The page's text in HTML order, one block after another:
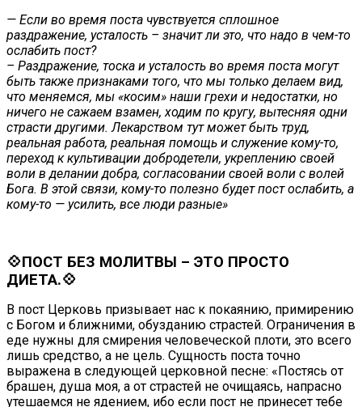
— Если во время поста чувствуется сплошное
раздражение, усталость – значит ли это, что надо в чем-то
ослабить пост?
– Раздражение, тоска и усталость во время поста могут
быть также признаками того, что мы только делаем вид,
что меняемся, мы «косим» наши грехи и недостатки, но
ничего не сажаем взамен, ходим по кругу, вытесняя одни
страсти другими. Лекарством тут может быть труд,
реальная работа, реальная помощь и служение кому-то,
переход к культивации добродетели, укреплению своей
воли в делании добра, согласовании своей воли с волей
Бога. В этой связи, кому-то полезно будет пост ослабить, а
кому-то — усилить, все люди разные»
💠ПОСТ БЕЗ МОЛИТВЫ – ЭТО ПРОСТО
ДИЕТА.💠
В пост Церковь призывает нас к покаянию, примирению
с Богом и ближними, обузданию страстей. Ограничения в
еде нужны для смирения человеческой плоти, это всего
лишь средство, а не цель. Сущность поста точно
выражена в следующей церковной песне: «Постясь от
брашен, душа моя, а от страстей не очищаясь, напрасно
утешаемся не ядением, ибо если пост не принесет тебе